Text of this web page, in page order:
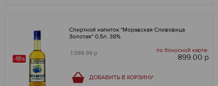
-18%
Спиртной напиток "Моравская Сливовица
Золотая" 0,5л. 38%
1 099.99 р по бонусной карте:
899.00 р
ДОБАВИТЬ В КОРЗИНУ